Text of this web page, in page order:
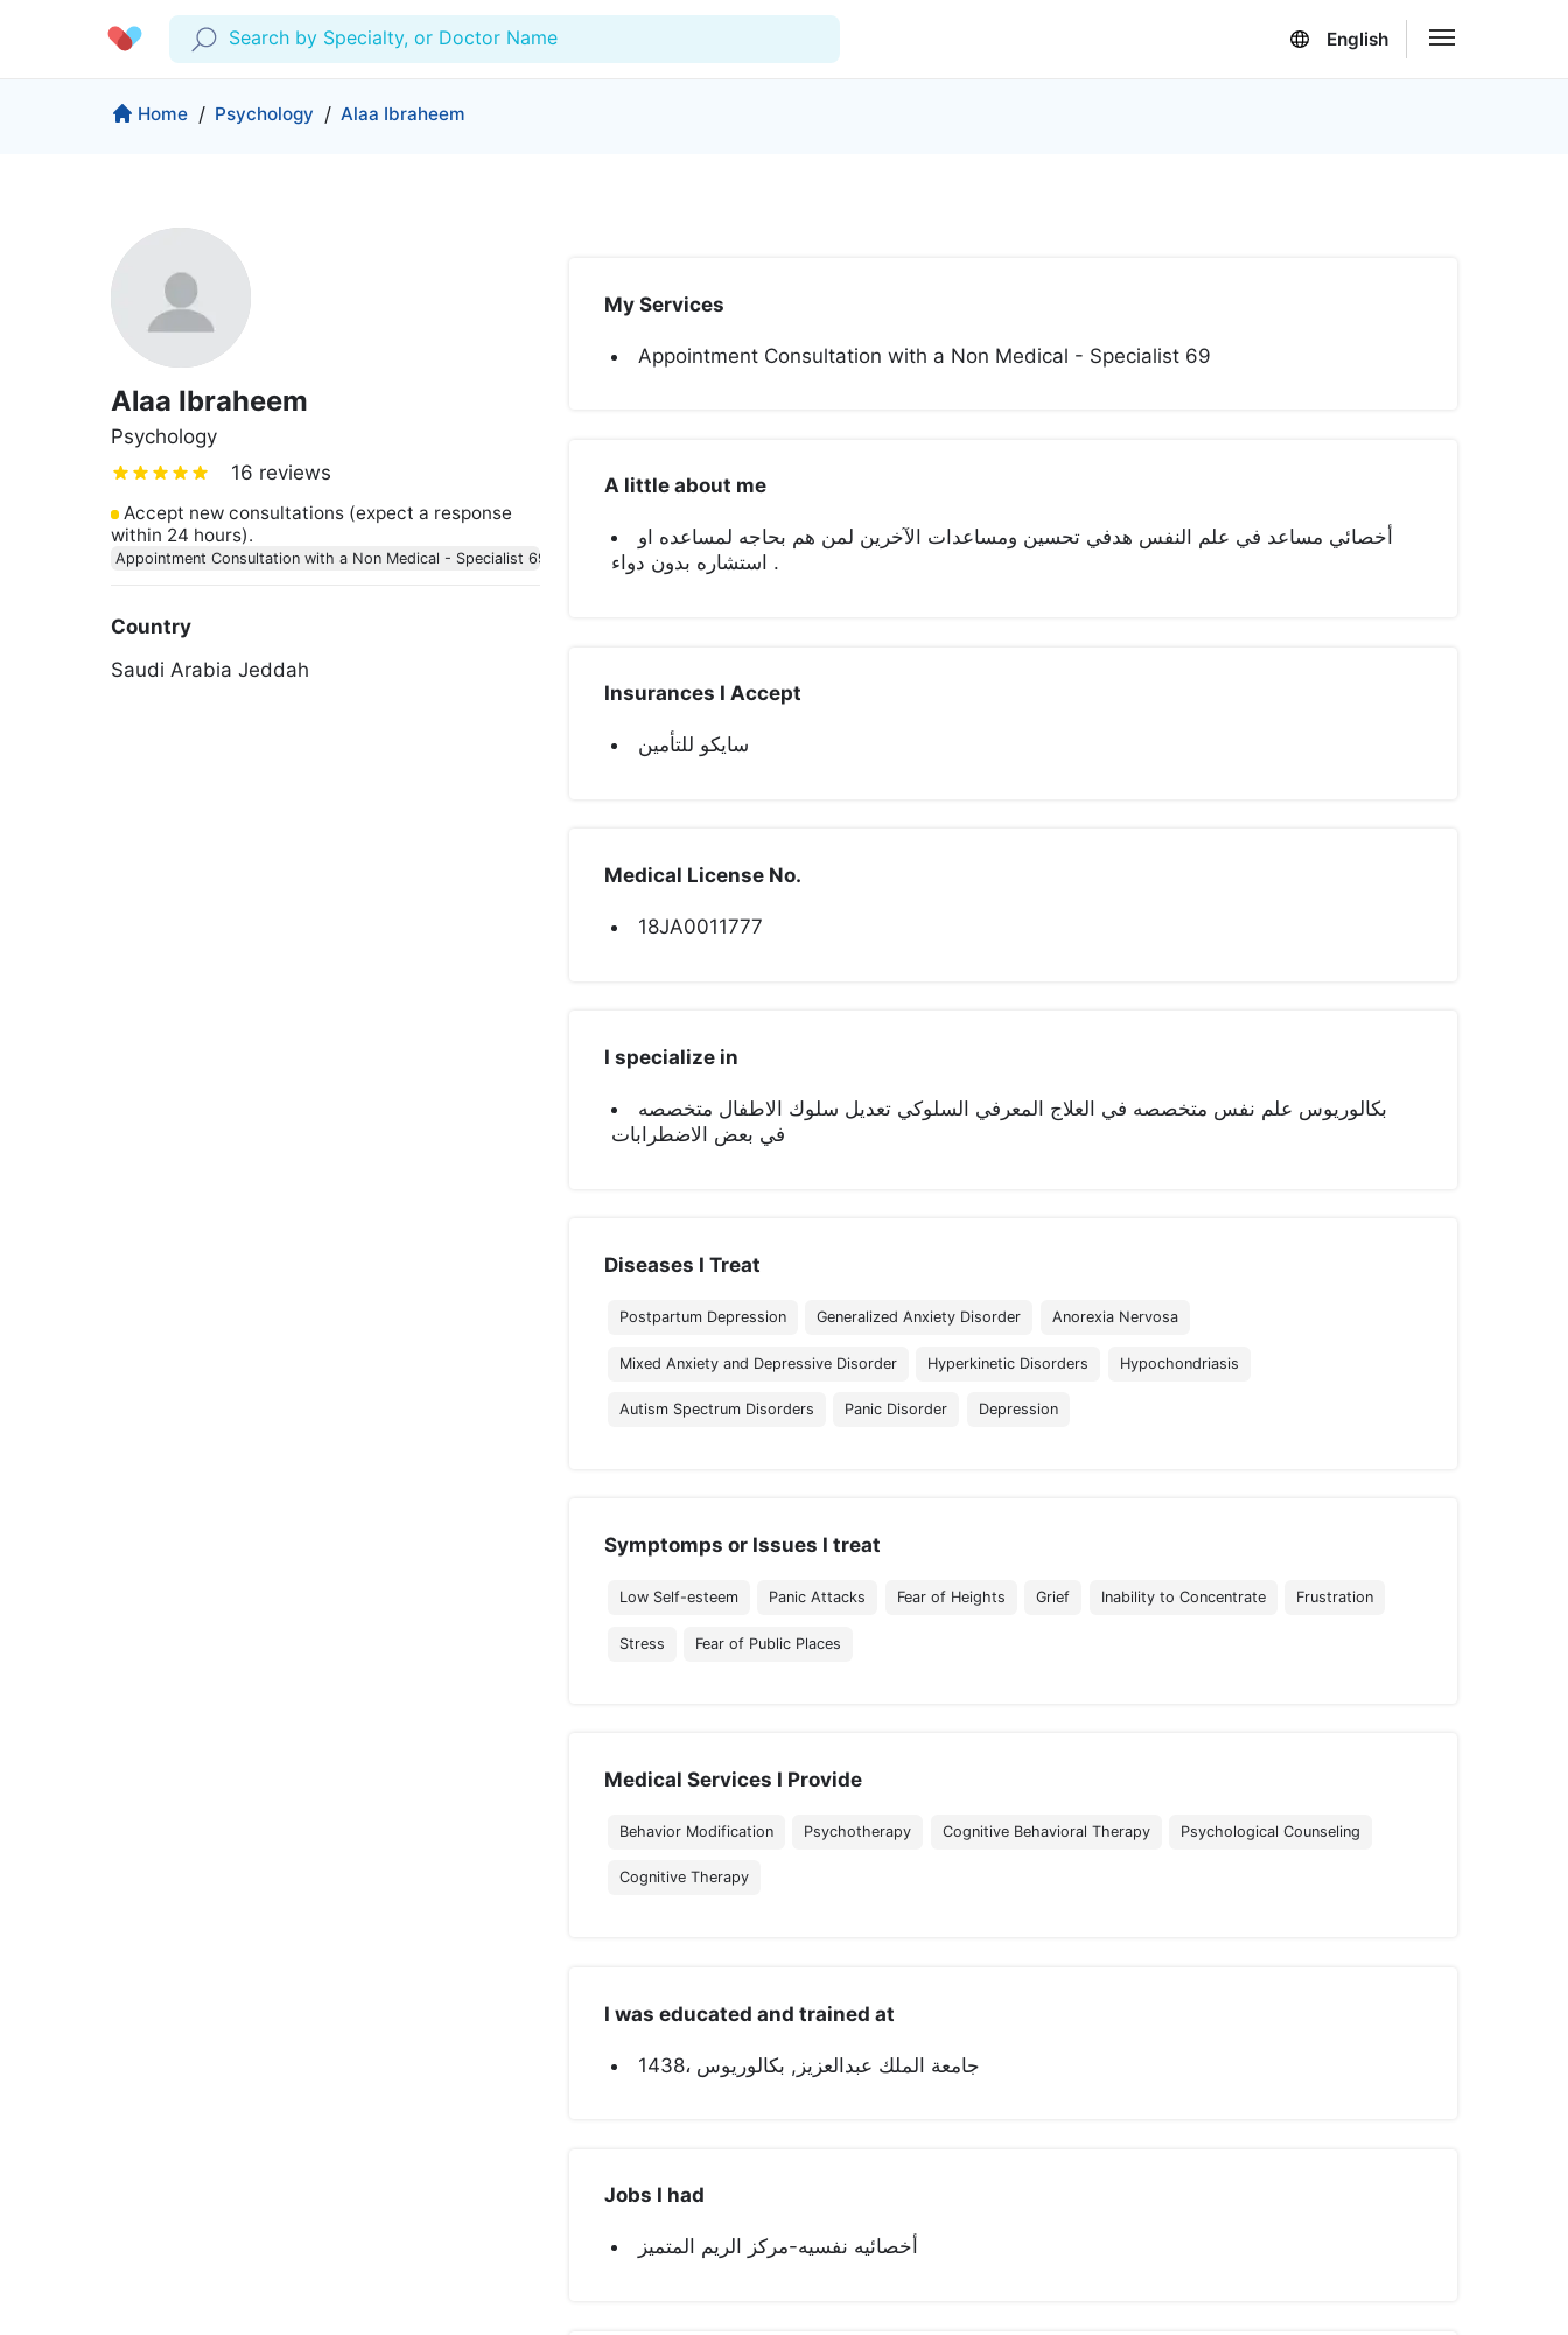
Search by Specialty, or Doctor Name English
Profile
Lab Tests
Favourites
Log Out
Company
For Corporates
Medical Articles
Insurance
Proactive Health
Medical Centers
More
Wellness Programs Categories
Contact
Copyrights Cura ©2026
Home / Psychology / Alaa Ibraheem
Alaa Ibraheem
Psychology
16 reviews
Accept new consultations (expect a response
within 24 hours).
Appointment Consultation with a Non Medical - Specialist 69
Country
Saudi Arabia Jeddah
My Services
Appointment Consultation with a Non Medical - Specialist 69
A little about me
أخصائي مساعد في علم النفس هدفي تحسين ومساعدات الآخرين لمن هم بحاجه لمساعده او
استشاره بدون دواء .
Insurances I Accept
سايكو للتأمين
Medical License No.
18JA0011777
I specialize in
بكالوريوس علم نفس متخصصه في العلاج المعرفي السلوكي تعديل سلوك الاطفال متخصصه
في بعض الاضطرابات
Diseases I Treat
Postpartum Depression Generalized Anxiety Disorder Anorexia Nervosa
Mixed Anxiety and Depressive Disorder Hyperkinetic Disorders Hypochondriasis
Autism Spectrum Disorders Panic Disorder Depression
Symptomps or Issues I treat
Low Self-esteem Panic Attacks Fear of Heights Grief Inability to Concentrate Frustration
Stress Fear of Public Places
Medical Services I Provide
Behavior Modification Psychotherapy Cognitive Behavioral Therapy Psychological Counseling
Cognitive Therapy
I was educated and trained at
جامعة الملك عبدالعزيز, بكالوريوس ،1438
Jobs I had
أخصائيه نفسيه-مركز الريم المتميز